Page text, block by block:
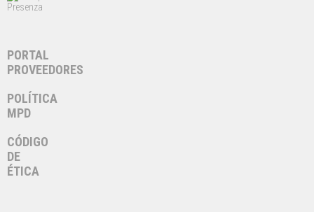
Presenza
PORTAL
PROVEEDORES
POLÍTICA
MPD
CÓDIGO
DE
ÉTICA